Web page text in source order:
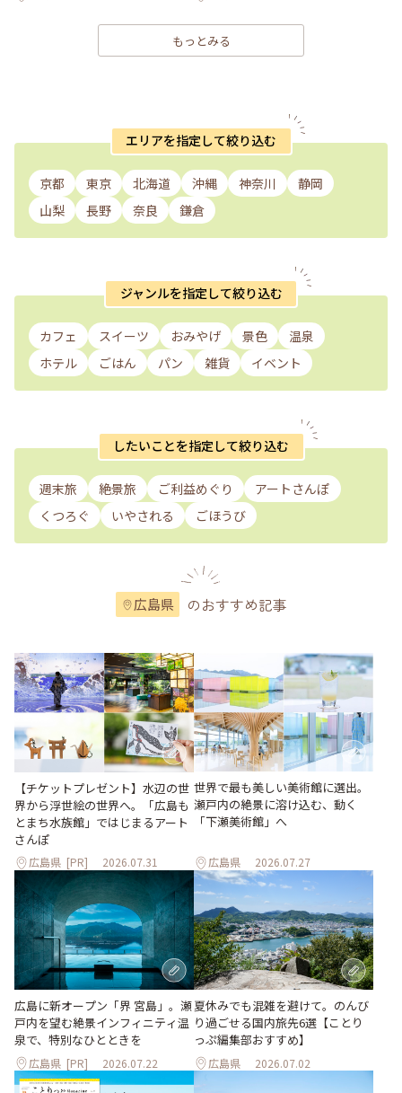
もっとみる
エリアを指定して絞り込む
京都 東京 北海道 沖縄 神奈川
静岡
山梨
長野 奈良 鎌倉
ジャンルを指定して絞り込む
カフェ スイーツ おみやげ 景色
温泉
ホテル
ごはん パン 雑貨 イベント
したいことを指定して絞り込む
週末旅 絶景旅 ご利益めぐり
アートさんぽ
くつろぐ
いやされる ごほうび
広島県 のおすすめ記事
【チケットプレゼント】水辺の世
界から浮世絵の世界へ。「広島も
とまち水族館」ではじまるアート
さんぽ
広島県 [PR] 2026.07.31
世界で最も美しい美術館に選出。
瀬戸内の絶景に溶け込む、動く
「下瀬美術館」へ
広島県 2026.07.27
広島に新オープン「界 宮島」。瀬
戸内を望む絶景インフィニティ温
泉で、特別なひとときを
広島県 [PR] 2026.07.22
夏休みでも混雑を避けて。のんび
り過ごせる国内旅先6選【ことり
っぷ編集部おすすめ】
広島県 2026.07.02